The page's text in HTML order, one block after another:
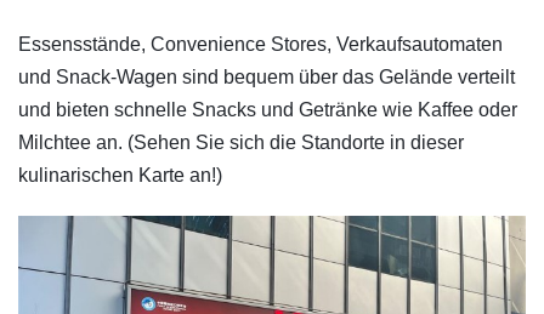
Essensstände, Convenience Stores, Verkaufsautomaten
und Snack-Wagen sind bequem über das Gelände verteilt
und bieten schnelle Snacks und Getränke wie Kaffee oder
Milchtee an. (Sehen Sie sich die Standorte in dieser
kulinarischen Karte an!)